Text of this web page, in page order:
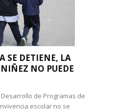
SE DETIENE, LA
NO PUEDE
de Programas de
escolar no se